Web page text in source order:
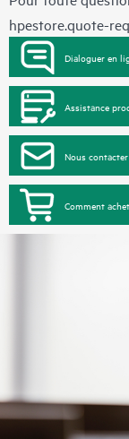
hpestore.quote-
Dialoguer en
Assistance
Nous
Comment